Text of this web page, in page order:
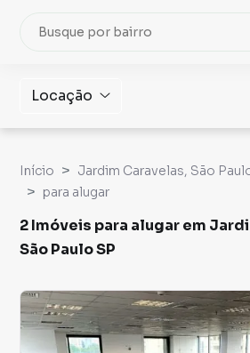
Locação
Início
Jardim Caravelas, São
para alugar
2 Imóveis para alugar em
São Paulo SP